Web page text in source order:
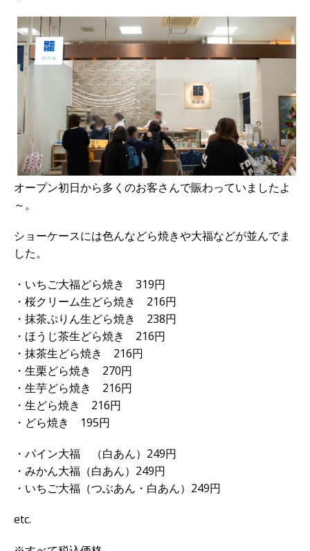
オープン初日から多くのお客さんで賑わっていましたよ
～。
ショーケースには色んなどら焼きや大福などが並んでま
した。
・いちご大福どら焼き 319円
・桜クリーム生どら焼き 216円
・抹茶ぷりん生どら焼き 238円
・ほうじ茶生どら焼き 216円
・抹茶生どら焼き 216円
・生栗どら焼き 270円
・生芋どら焼き 216円
・生どら焼き 216円
・どら焼き 195円
・パイン大福 （白あん）249円
・みかん大福（白あん）249円
・いちご大福（つぶあん・白あん）249円
etc.